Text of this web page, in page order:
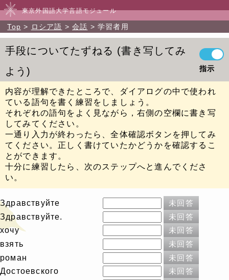
東京外国語大学言語モジュール
Top ロシア語 会話 学習者用
手段についてたずねる
書き写してみ
よう
指示
内容が理解できたところで、ダイアログの中で使われ
ている語句を書く練習をしましょう。
それぞれの語句をよく見ながら，右側の空欄に書き写
してみてください。
一通り入力が終わったら、全体確認ボタンを押してみ
てください。正しく書けていたかどうかを確認するこ
とができます。
十分に練習したら、次のステップへと進んでくださ
い。
Здравствуйте
未回答
Здравствуйте.
未回答
хочу
未回答
взять
未回答
роман
未回答
Достоевского
未回答